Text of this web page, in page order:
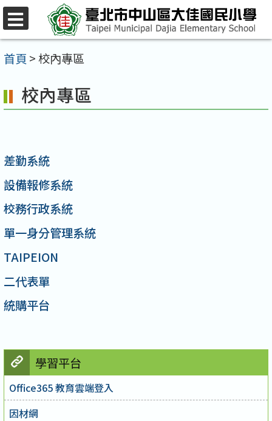
跳
至
主
內
容
首頁 >校內專區
學習平台
Office365 教育雲端登入
因材網
校內專區
差勤系統
設備報修系統
校務行政系統
單一身分管理系統
TAIPEION
二代表單
統購平台
選
單